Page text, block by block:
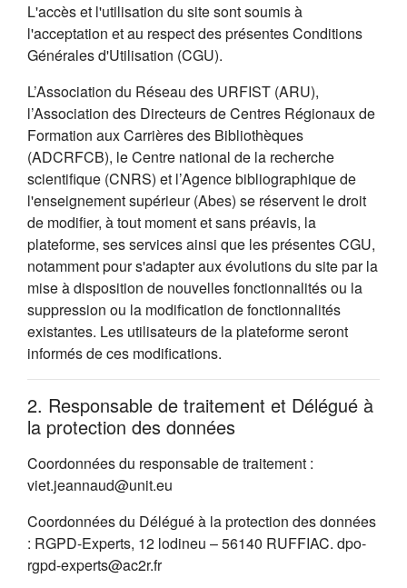
L'accès et l'utilisation du site sont soumis à
l'acceptation et au respect des présentes Conditions
Générales d'Utilisation (CGU).
L’Association du Réseau des URFIST (ARU),
l’Association des Directeurs de Centres Régionaux de
Formation aux Carrières des Bibliothèques
(ADCRFCB), le Centre national de la recherche
scientifique (CNRS) et l’Agence bibliographique de
l'enseignement supérieur (Abes) se réservent le droit
de modifier, à tout moment et sans préavis, la
plateforme, ses services ainsi que les présentes CGU,
notamment pour s'adapter aux évolutions du site par la
mise à disposition de nouvelles fonctionnalités ou la
suppression ou la modification de fonctionnalités
existantes. Les utilisateurs de la plateforme seront
informés de ces modifications.
2. Responsable de traitement et Délégué à
la protection des données
Coordonnées du responsable de traitement :
viet.jeannaud@unit.eu
Coordonnées du Délégué à la protection des données
: RGPD-Experts, 12 lodineu – 56140 RUFFIAC. dpo-
rgpd-experts@ac2r.fr